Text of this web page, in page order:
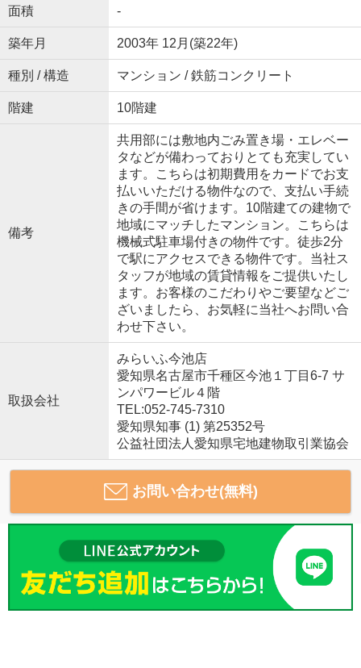
面積 -
築年月 2003年 12月(築22年)
種別 / 構造 マンション / 鉄筋コンクリート
階建 10階建
備考
共用部には敷地内ごみ置き場・エレベー
タなどが備わっておりとても充実してい
ます。こちらは初期費用をカードでお支
払いいただける物件なので、支払い手続
きの手間が省けます。10階建ての建物で
地域にマッチしたマンション。こちらは
機械式駐車場付きの物件です。徒歩2分
で駅にアクセスできる物件です。当社ス
タッフが地域の賃貸情報をご提供いたし
ます。お客様のこだわりやご要望などご
ざいましたら、お気軽に当社へお問い合
わせ下さい。
取扱会社
みらいふ今池店
愛知県名古屋市千種区今池１丁目6-7 サ
ンパワービル４階
TEL:052-745-7310
愛知県知事 (1) 第25352号
公益社団法人愛知県宅地建物取引業協会
お問い合わせ(無料)